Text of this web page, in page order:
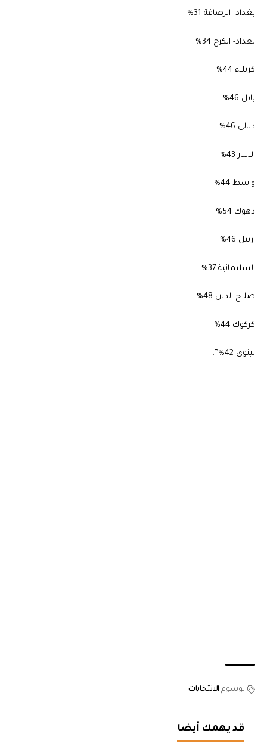
بغداد- الرصافة 31%
بغداد- الكرخ 34%
كربلاء 44%
بابل 46%
ديالى 46%
الانبار 43%
واسط 44%
دهوك 54%
اربيل 46%
السليمانية 37%
صلاح الدين 48%
كركوك 44%
نينوى 42%”.
الوسوم الانتخابات
قد يهمك أيضا